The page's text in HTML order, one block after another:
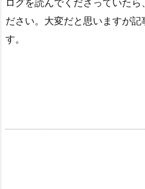
ださい。大変だと思いますが
す。